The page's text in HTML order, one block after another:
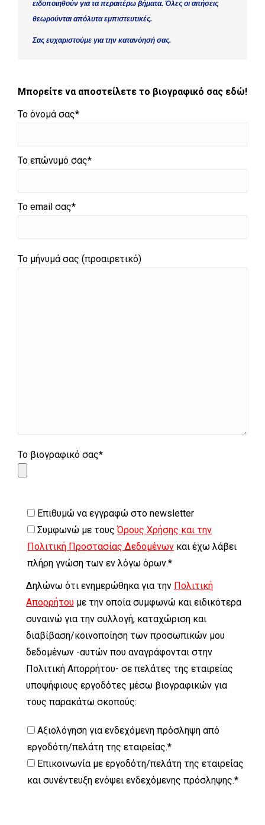
ειδοποιηθούν για τα περαιτέρω βήματα. Όλες οι αιτήσεις
θεωρούνται απόλυτα εμπιστευτικές.
Σας ευχαριστούμε για την κατανόησή σας.
Μπορείτε να αποστείλετε το βιογραφικό σας εδώ!
Το όνομά σας*
Το επώνυμό σας*
Το email σας*
Το μήνυμά σας (προαιρετικό)
Το βιογραφικό σας*
Επιθυμώ να εγγραφώ στο newsletter
Συμφωνώ με τουςΌρους Χρήσης και την
Πολιτική Προστασίας Δεδομένων και έχω λάβει
πλήρη γνώση των εν λόγω όρων.*
Δηλώνω ότι ενημερώθηκα για την Πολιτική
Απορρήτου με την οποία συμφωνώ και ειδικότερα
συναινώ για την συλλογή, καταχώριση και
διαβίβαση/κοινοποίηση των προσωπικών μου
δεδομένων -αυτών που αναγράφονται στην
Πολιτική Απορρήτου- σε πελάτες της εταιρείας
υποψήφιους εργοδότες μέσω βιογραφικών για
τους παρακάτω σκοπούς:
Αξιολόγηση για ενδεχόμενη πρόσληψη από
εργοδότη/πελάτη της εταιρείας.*
Επικοινωνία με εργοδότη/πελάτη της εταιρείας
και συνέντευξη ενόψει ενδεχόμενης πρόσληψης.*